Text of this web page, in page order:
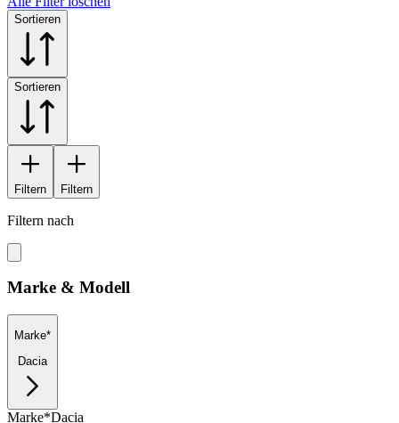
Sortieren
Sortieren
Filtern Filtern
Filtern nach
Marke & Modell
Marke*
Dacia
Marke*Dacia